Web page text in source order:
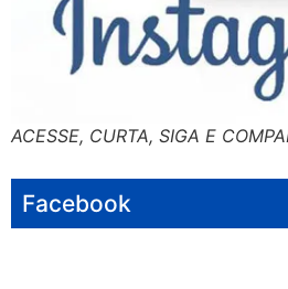
ACESSE, CURTA, SIGA E
Facebook